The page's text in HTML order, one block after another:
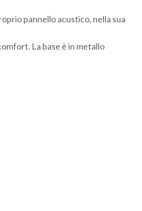
pannello acustico, nella sua
La base è in metallo